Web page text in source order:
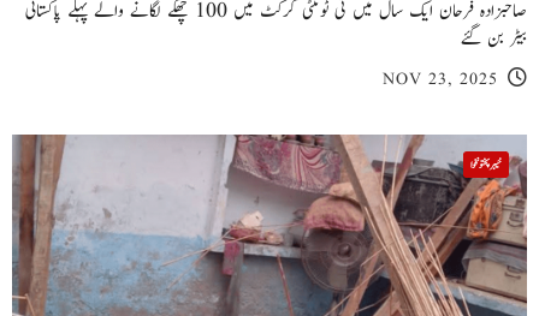
صاحبزادہ فرحان ایک سال میں ٹی ٹوئنٹی کرکٹ میں 100 چھکے لگانے والے پہلے پاکستانی
بیٹر بن گئے
NOV 23, 2025
خیبر پختونخوا